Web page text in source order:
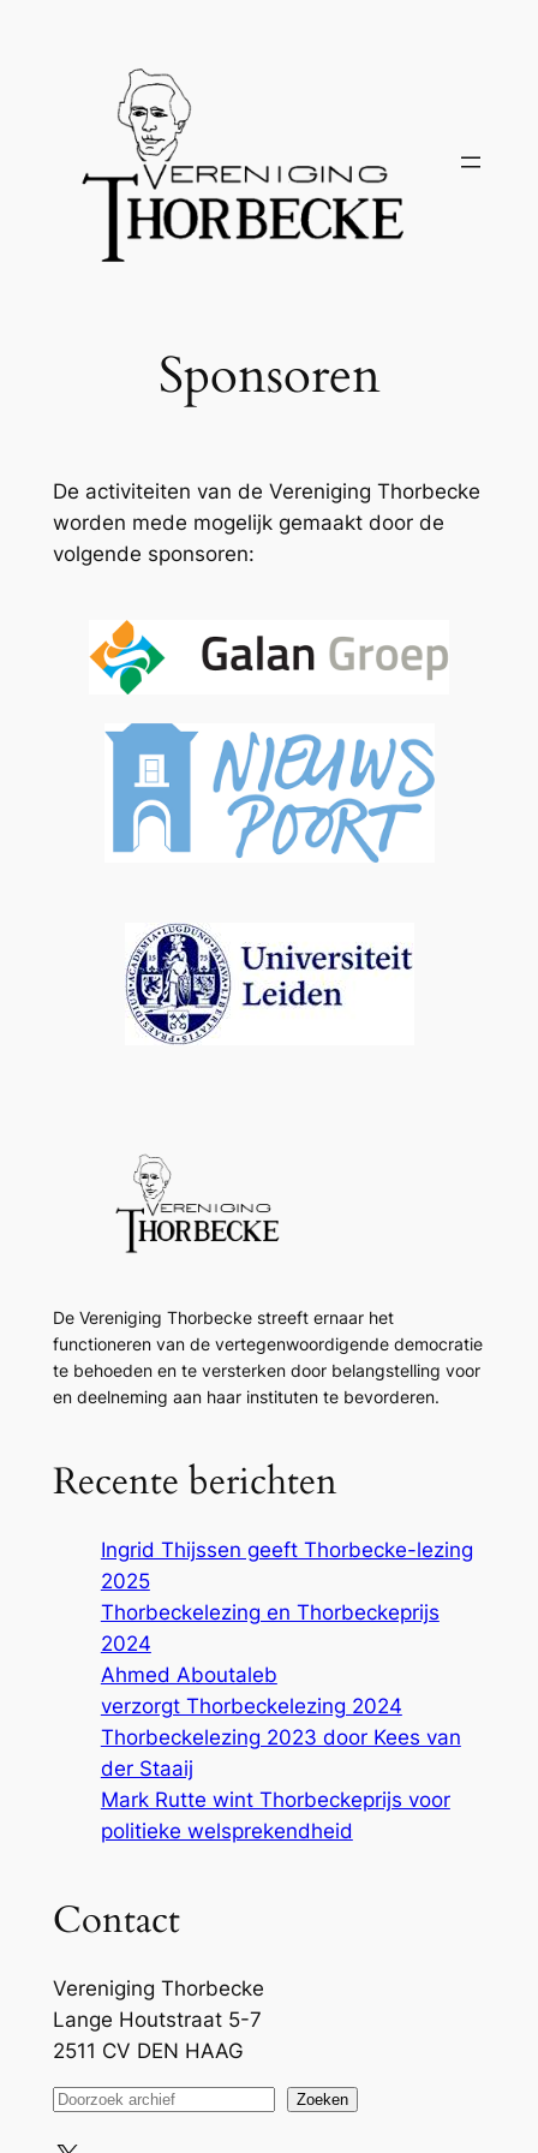
Sponsoren
De activiteiten van de Vereniging Thorbecke
worden mede mogelijk gemaakt door de
volgende sponsoren:
De Vereniging Thorbecke streeft ernaar het
functioneren van de vertegenwoordigende democratie
te behoeden en te versterken door belangstelling voor
en deelneming aan haar instituten te bevorderen.
Recente berichten
Ingrid Thijssen geeft Thorbecke-lezing
2025
Thorbeckelezing en Thorbeckeprijs
2024
Ahmed Aboutaleb
verzorgt Thorbeckelezing 2024
Thorbeckelezing 2023 door Kees van
der Staaij
Mark Rutte wint Thorbeckeprijs voor
politieke welsprekendheid
Contact
Vereniging Thorbecke
Lange Houtstraat 5-7
2511 CV DEN HAAG
Z
Zoeken